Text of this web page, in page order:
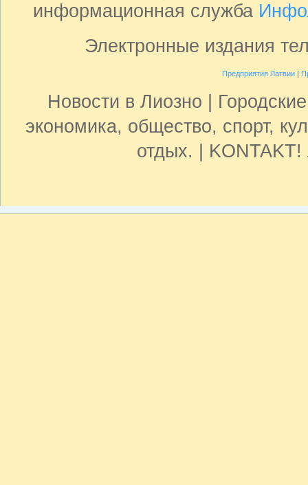
информационная служба
Электронные издания
Предприятия Латвии|
Новости в Лиозно |
экономика, общество, спорт,
отдых. |